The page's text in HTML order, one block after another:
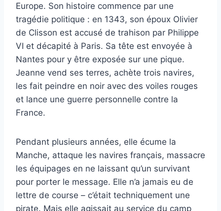
Europe. Son histoire commence par une
tragédie politique : en 1343, son époux Olivier
de Clisson est accusé de trahison par Philippe
VI et décapité à Paris. Sa tête est envoyée à
Nantes pour y être exposée sur une pique.
Jeanne vend ses terres, achète trois navires,
les fait peindre en noir avec des voiles rouges
et lance une guerre personnelle contre la
France.
Pendant plusieurs années, elle écume la
Manche, attaque les navires français, massacre
les équipages en ne laissant qu’un survivant
pour porter le message. Elle n’a jamais eu de
lettre de course – c’était techniquement une
pirate. Mais elle agissait au service du camp